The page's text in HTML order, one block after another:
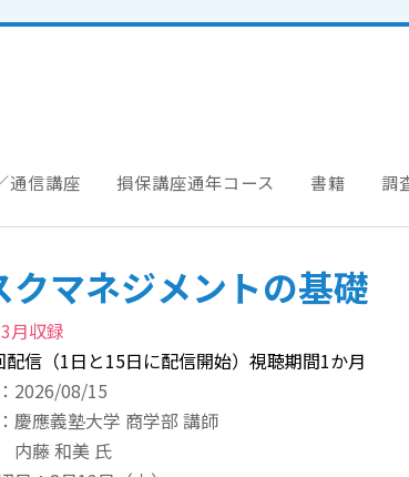
通信講座 損保講座通年コース 書籍 調
クマネジメントの基礎
月収録
配信（1日と15日に配信開始）視聴期間1か月
2026/08/15
慶應義塾大学 商学部 講師
内藤 和美 氏